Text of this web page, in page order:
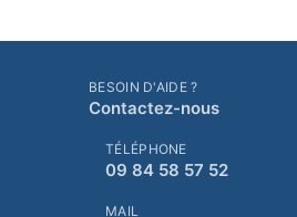
BESOIN D'AIDE ?
Contactez-nous
TÉLÉPHONE
09 84 58 57 52
MAIL